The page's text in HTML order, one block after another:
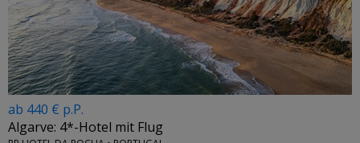
ab 440 € p.P.
Algarve: 4*-Hotel mit Flug